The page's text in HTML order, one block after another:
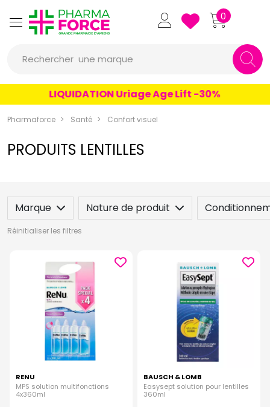
Pharmaforce Grande Pharmacie
0
Rechercher une marque
un conseil
un produit
LIQUIDATION Uriage Age Lift -30%
Pharmaforce Santé Confort visuel
PRODUITS LENTILLES
Marque Nature de produit
Réinitialiser les filtres
RENU
MPS solution multifonctions
4x360ml
BAUSCH & LOMB
Easysept solution pour lentilles
360ml